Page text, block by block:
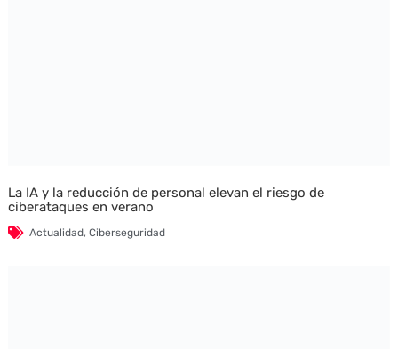
La IA y la reducción de personal elevan el riesgo de
ciberataques en verano
Actualidad, Ciberseguridad